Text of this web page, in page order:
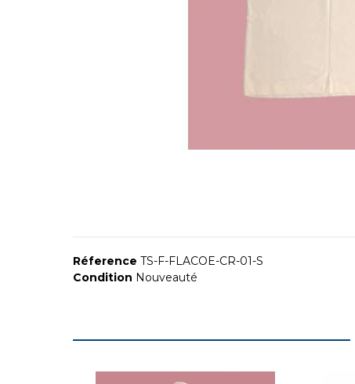
Réference TS-F-FLACOE-CR-01-S
Condition Nouveauté